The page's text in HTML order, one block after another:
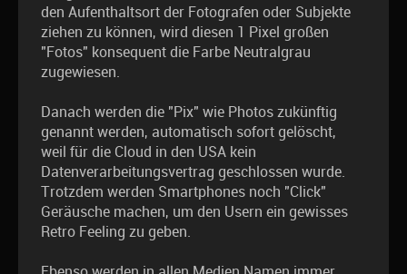
den Aufenthaltsort der Fotografen oder Subjekte
ziehen zu können, wird diesen 1 Pixel großen
"Fotos" konsequent die Farbe Neutralgrau
zugewiesen.
Danach werden die "Pix" wie Photos zukünftig
genannt werden, automatisch sofort gelöscht,
weil für die Cloud in den USA kein
Datenverarbeitungsvertrag geschlossen wurde.
Trotzdem werden Smartphones noch "Click"
Geräusche machen, um den Usern ein gewisses
Retro Feeling zu geben.